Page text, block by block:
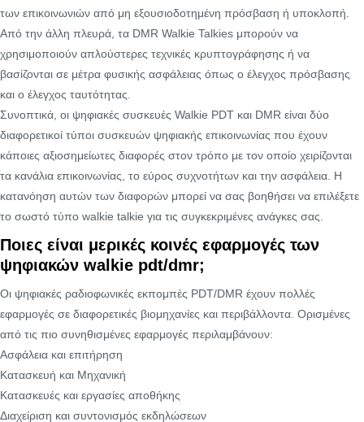
των επικοινωνιών από μη εξουσιοδοτημένη πρόσβαση ή υποκλοπή.
Από την άλλη πλευρά, τα DMR Walkie Talkies μπορούν να
χρησιμοποιούν απλούστερες τεχνικές κρυπτογράφησης ή να
βασίζονται σε μέτρα φυσικής ασφάλειας όπως ο έλεγχος πρόσβασης
και ο έλεγχος ταυτότητας.
Συνοπτικά, οι ψηφιακές συσκευές Walkie PDT και DMR είναι δύο
διαφορετικοί τύποι συσκευών ψηφιακής επικοινωνίας που έχουν
κάποιες αξιοσημείωτες διαφορές στον τρόπο με τον οποίο χειρίζονται
τα κανάλια επικοινωνίας, το εύρος συχνοτήτων και την ασφάλεια. Η
κατανόηση αυτών των διαφορών μπορεί να σας βοηθήσει να επιλέξετε
το σωστό τύπο walkie talkie για τις συγκεκριμένες ανάγκες σας.
Ποιες είναι μερικές κοινές εφαρμογές των
ψηφιακών walkie pdt/dmr;
Οι ψηφιακές ραδιοφωνικές εκπομπές PDT/DMR έχουν πολλές
εφαρμογές σε διαφορετικές βιομηχανίες και περιβάλλοντα. Ορισμένες
από τις πιο συνηθισμένες εφαρμογές περιλαμβάνουν:
Ασφάλεια και επιτήρηση
Κατασκευή και Μηχανική
Κατασκευές και εργασίες αποθήκης
Διαχείριση και συντονισμός εκδηλώσεων